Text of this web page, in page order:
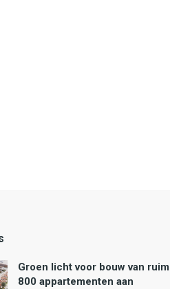
Groen licht voor bouw van ruim
800 appartementen aan